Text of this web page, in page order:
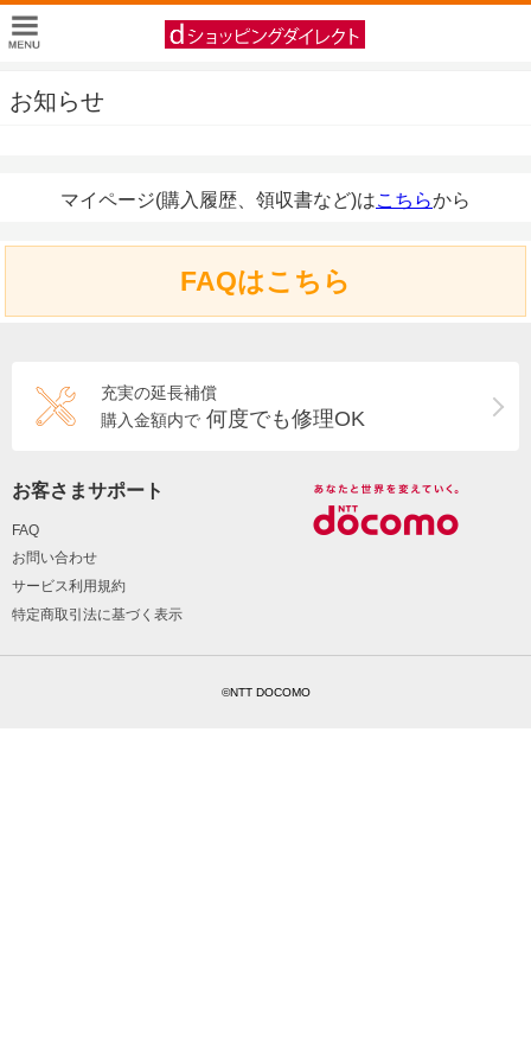
お知らせ
マイページ(購入履歴、領収書など)はこちらから
FAQはこちら
充実の延長補償
購入金額内で 何度でも修理OK
お客さまサポート
FAQ
お問い合わせ
サービス利用規約
特定商取引法に基づく表示
©NTT DOCOMO